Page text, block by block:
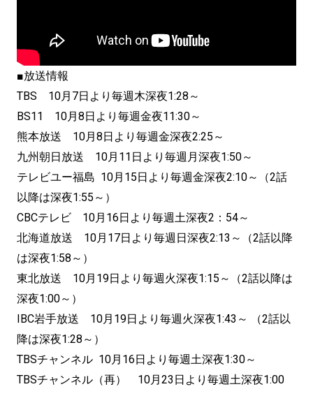
■放送情報
TBS 10月7日より毎週木深夜1:28～
BS11 10月8日より毎週金夜11:30～
熊本放送 10月8日より毎週金深夜2:25～
九州朝日放送 10月11日より毎週月深夜1:50～
テレビユー福島 10月15日より毎週金深夜2:10～（2話
以降は深夜1:55～）
CBCテレビ 10月16日より毎週土深夜2：54～
北海道放送 10月17日より毎週日深夜2:13～（2話以降
は深夜1:58～）
東北放送 10月19日より毎週火深夜1:15～（2話以降は
深夜1:00～）
IBC岩手放送 10月19日より毎週火深夜1:43～ （2話以
降は深夜1:28～）
TBSチャンネル 10月16日より毎週土深夜1:30～
TBSチャンネル（再） 10月23日より毎週土深夜1:00